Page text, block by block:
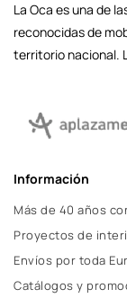
La Oca es una de
reconocidas de
territorio nacional.
Información
Más de 40 años
Proyectos de
Envíos por toda
Catálogos y